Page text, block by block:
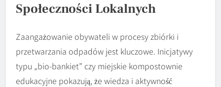
Społeczności Lokalnych
Zaangażowanie obywateli w procesy zbiórki i
przetwarzania odpadów jest kluczowe. Inicjatywy
typu „bio-bankiet” czy miejskie kompostownie
edukacyjne pokazują, że wiedza i aktywność